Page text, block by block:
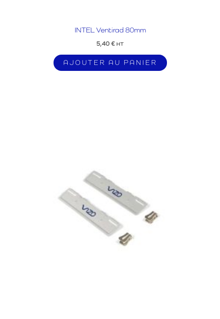
INTEL Ventirad 80mm
5,40 € HT
AJOUTER AU PANIER